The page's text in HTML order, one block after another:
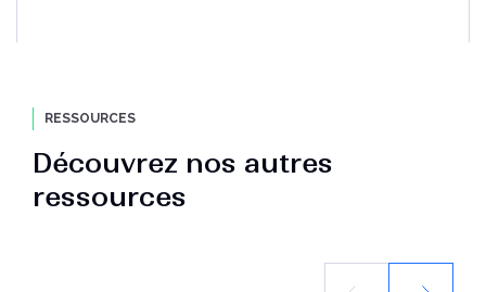
RESSOURCES
Découvrez nos autres
ressources